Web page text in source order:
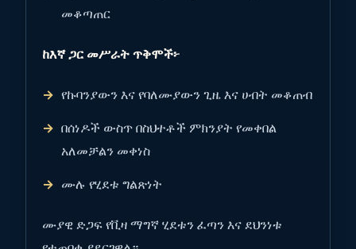
መቆጣጠር
ከእኛ ጋር መሥራት ጥቅሞች፦
የኩባንያውን እና የባለሙያውን ጊዜ እና ሀብት መቆጠብ
በሰነዶች ውስጥ በስህተቶች ምክንያት የመቀበል
አለመቻልን መቀነስ
ሙሉ የሂደቱ ግልጽነት
ሙያዊ ድጋፍ የቪዛ ማግኛ ሂደቱን ፈጣን እና ደህንነቱ